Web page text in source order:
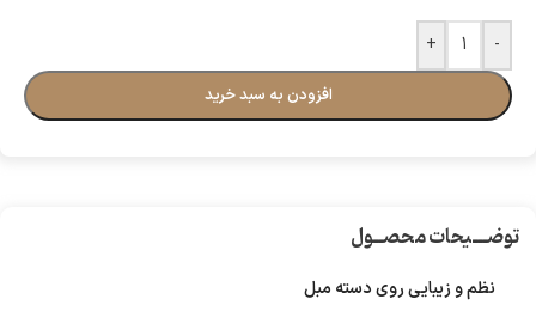
-
+
افزودن به سبد خرید
توضـــیحات محصــول
نظم و زیبایی روی دسته مبل